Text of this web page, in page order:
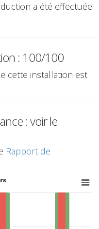
a été effectuée
: 100/100
cette installation est
: voir le
Rapport de